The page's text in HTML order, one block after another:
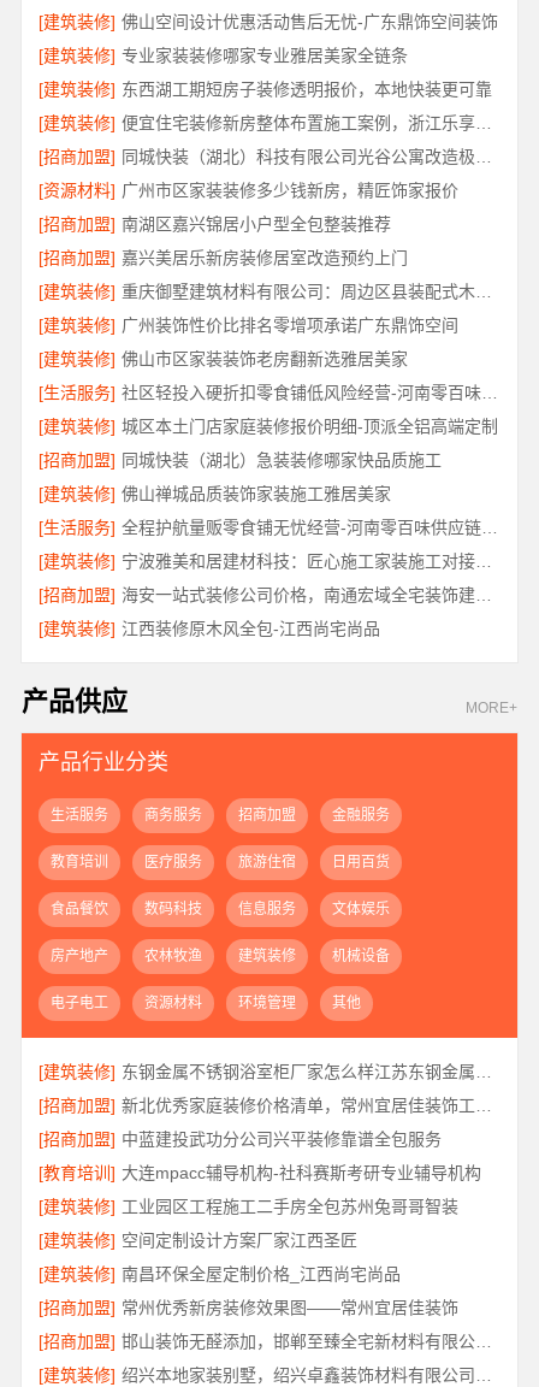
[建筑装修] 佛山空间设计优惠活动售后无忧-广东鼎饰空间装饰
[建筑装修] 专业家装装修哪家专业雅居美家全链条
[建筑装修] 东西湖工期短房子装修透明报价，本地快装更可靠
[建筑装修]
便宜住宅装修新房整体布置施工案例，浙江乐享新材料有限公司
[招商加盟]
[资源材料] 广州市区家装装修多少钱新房，精匠饰家报价
[招商加盟] 南湖区嘉兴锦居小户型全包整装推荐
[招商加盟] 嘉兴美居乐新房装修居室改造预约上门
[建筑装修]
[建筑装修] 广州装饰性价比排名零增项承诺广东鼎饰空间
[建筑装修] 佛山市区家装装饰老房翻新选雅居美家
[生活服务]
社区轻投入硬折扣零食铺低风险经营-河南零百味供应链有限公司
[建筑装修] 城区本土门店家庭装修报价明细-顶派全铝高端定制
[招商加盟] 同城快装（湖北）急装装修哪家快品质施工
[建筑装修] 佛山禅城品质装饰家装施工雅居美家
[生活服务]
全程护航量贩零食铺无忧经营-河南零百味供应链有限公司
[建筑装修]
宁波雅美和居建材科技：匠心施工家装施工对接渠道
[招商加盟]
海安一站式装修公司价格，南通宏域全宅装饰建材有限公司
[建筑装修] 江西装修原木风全包-江西尚宅尚品
产品供应 MORE+
产品行业分类
生活服务 商务服务 招商加盟 金融服务
教育培训 医疗服务 旅游住宿 日用百货
食品餐饮 数码科技 信息服务 文体娱乐
房产地产 农林牧渔 建筑装修 机械设备
电子电工 资源材料 环境管理 其他
[建筑装修]
[招商加盟]
[招商加盟] 中蓝建投武功分公司兴平装修靠谱全包服务
[教育培训] 大连mpacc辅导机构-社科赛斯考研专业辅导机构
[建筑装修] 工业园区工程施工二手房全包苏州兔哥哥智装
[建筑装修] 空间定制设计方案厂家江西圣匠
[建筑装修] 南昌环保全屋定制价格_江西尚宅尚品
[招商加盟] 常州优秀新房装修效果图——常州宜居佳装饰
[招商加盟]
邯山装饰无醛添加，邯郸至臻全宅新材料有限公司源头环保
[建筑装修]